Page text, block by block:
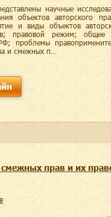
научные
объектов авторского
и виды объектов
правовой режим; общее
проблемы
и смежных п…
смежных прав и их